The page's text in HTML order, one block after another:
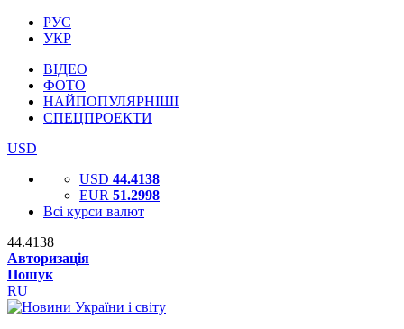
РУС
УКР
ВІДЕО
ФОТО
НАЙПОПУЛЯРНІШІ
СПЕЦПРОЕКТИ
USD
USD 44.4138
EUR 51.2998
Всі курси валют
44.4138
Авторизація
Пошук
RU